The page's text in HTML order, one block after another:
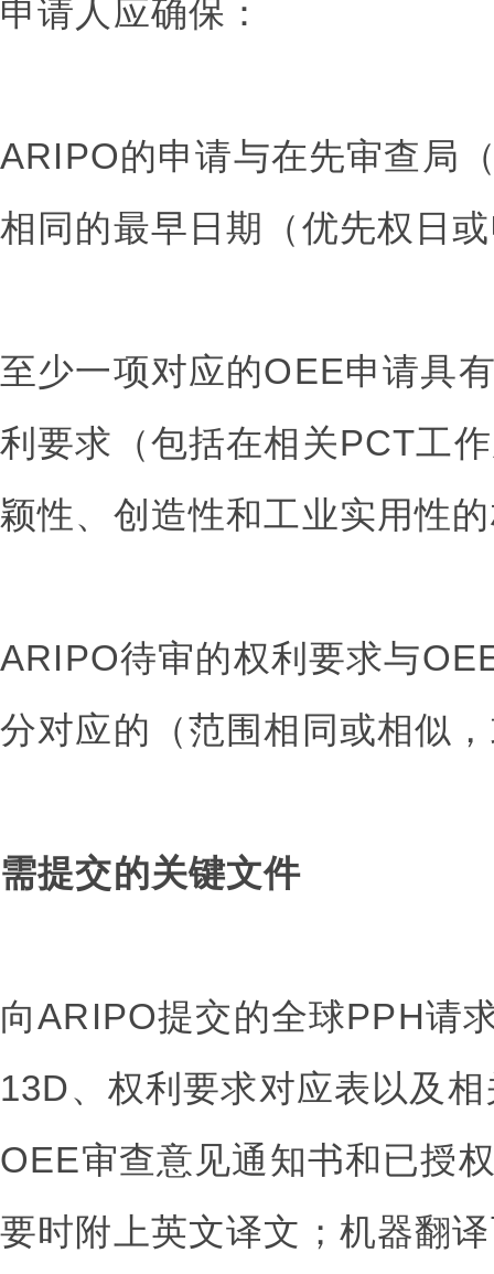
申请人应确保：
ARIPO的申请与在先审查局
相同的最早日期（优先权日
至少一项对应的OEE申请具
利要求（包括在相关PCT工
颖性、创造性和工业实用性
ARIPO待审的权利要求与
分对应的（范围相同或相似
需提交的关键文件
向ARIPO提交的全球PPH请
13D、权利要求对应表以及
OEE审查意见通知书和已授
要时附上英文译文；机器翻